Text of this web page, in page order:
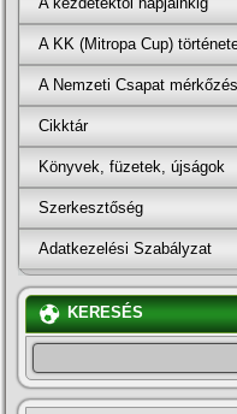
A KK (Mitropa Cup)
A Nemzeti Csapat
Cikktár
Könyvek, füzetek, újságok
Szerkesztőség
Adatkezelési Szabályzat
KERESÉS